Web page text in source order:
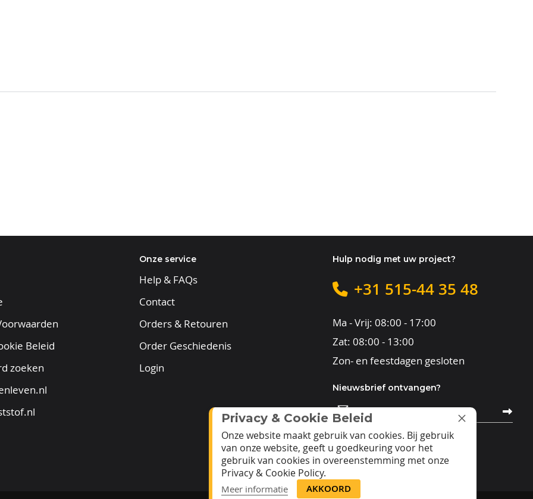
Privacy & Cookie Beleid
Onze website maakt gebruik van cookies. Bij gebruik
van onze website, geeft u goedkeuring voor het
gebruik van cookies in overeenstemming met onze
Privacy & Cookie Policy.
Meer informatie AKKOORD
Beleid
zoeken
Onze service
Help & FAQs
Contact
Orders & Retouren
Order Geschiedenis
Login
Hulp nodig met uw project?
+31 515-44 35 48
Ma - Vrij: 08:00 - 17:00
Zat: 08:00 - 13:00
Zon- en feestdagen gesloten
Nieuwsbrief ontvangen?
Abonneer
u
op
onze
nieuwsbrief